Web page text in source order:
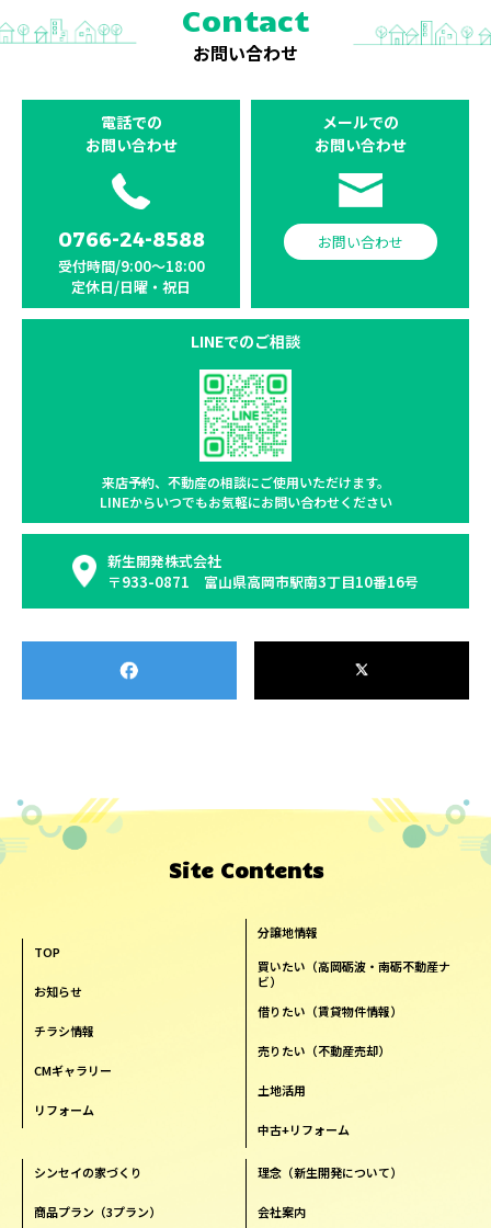
Contact
お問い合わせ
電話での
お問い合わせ
0766-24-8588
受付時間/9:00〜18:00
定休日/日曜・祝日
メールでの
お問い合わせ
お問い合わせ
LINEでのご相談
来店予約、不動産の相談にご使用いただけます。
LINEからいつでもお気軽にお問い合わせください
新生開発株式会社
〒933-0871 富山県高岡市駅南3丁目10番16号
Site Contents
TOP
お知らせ
チラシ情報
CMギャラリー
リフォーム
分譲地情報
買いたい（高岡砺波・南砺不動産ナ
ビ）
借りたい（賃貸物件情報）
売りたい（不動産売却）
土地活用
中古+リフォーム
シンセイの家づくり
商品プラン（3プラン）
理念（新生開発について）
会社案内